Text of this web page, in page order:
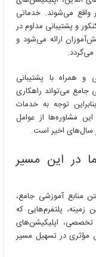
واقع می‌شوند. خدماتی
و پشتیبانی مداوم در
ارائه می‌شود و
می‌گردد.
و همراه با پشتیبانی
جامع می‌تواند راهکاری
توجه به خدمات
مشاوره‌ها از عوامل
سال‌های اخیر است.
در این مسیر
منابع آموزشی جامع،
پلتفرم‌هایی که
تخصصی، اپلیکیشن‌های
مؤثری در تسهیل مسیر